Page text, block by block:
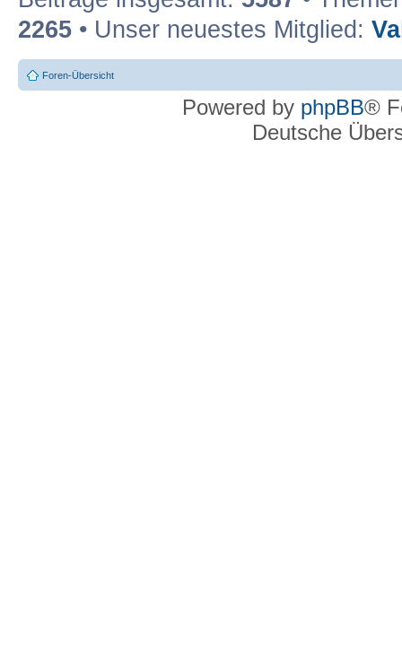
2265 • Unser neuestes Mitglied:
Foren-Übersicht
Powered by phpBB®
Deutsche